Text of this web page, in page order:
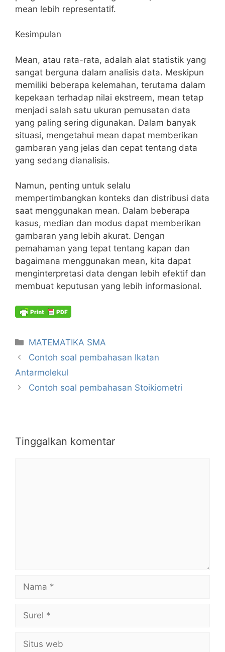
mean lebih representatif.
Kesimpulan
Mean, atau rata-rata, adalah alat statistik yang
sangat berguna dalam analisis data. Meskipun
memiliki beberapa kelemahan, terutama dalam
kepekaan terhadap nilai ekstreem, mean tetap
menjadi salah satu ukuran pemusatan data
yang paling sering digunakan. Dalam banyak
situasi, mengetahui mean dapat memberikan
gambaran yang jelas dan cepat tentang data
yang sedang dianalisis.
Namun, penting untuk selalu
mempertimbangkan konteks dan distribusi data
saat menggunakan mean. Dalam beberapa
kasus, median dan modus dapat memberikan
gambaran yang lebih akurat. Dengan
pemahaman yang tepat tentang kapan dan
bagaimana menggunakan mean, kita dapat
menginterpretasi data dengan lebih efektif dan
membuat keputusan yang lebih informasional.
Kategori
MATEMATIKA SMA
Contoh soal pembahasan Ikatan
Antarmolekul
Contoh soal pembahasan Stoikiometri
Tinggalkan komentar